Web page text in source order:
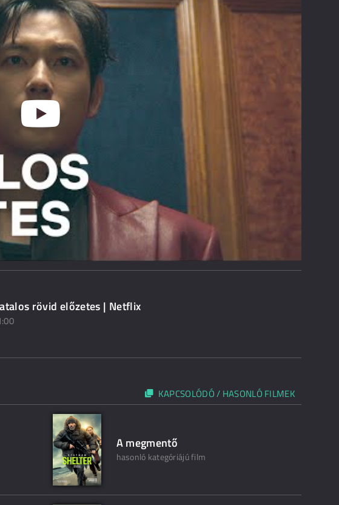
rövid előzetes | Netflix
KAPCSOLÓDÓ / HASONLÓ FILMEK
A megmentő
hasonló kategóriájú film